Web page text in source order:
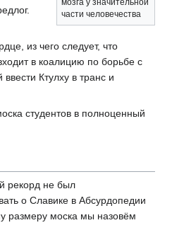
части человечества
из чего следует, что
в коалицию по борьбе с
Ктулху в транс и
студентов в полноценный
рекорд не был
о Славике в Абсурдопедии
размеру моска мы назовём